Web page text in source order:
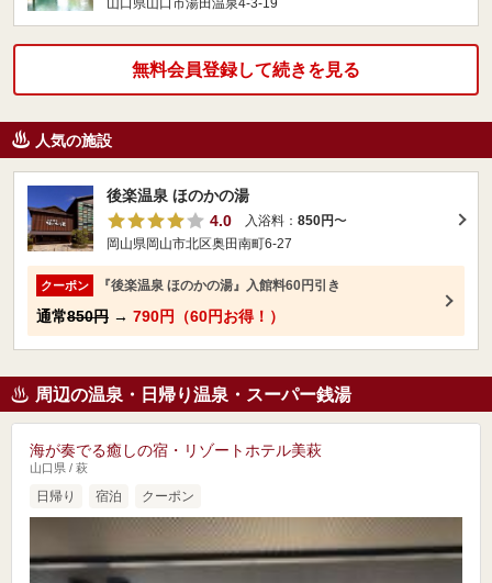
山口県山口市湯田温泉4-3-19
無料会員登録して続きを見る
人気の施設
後楽温泉 ほのかの湯
4.0
入浴料： 850円〜
岡山県岡山市北区奥田南町6-27
クーポン 『後楽温泉 ほのかの湯』入館料60円引き
通常850円 → 790円（60円お得！）
周辺の温泉・日帰り温泉・スーパー銭湯
海が奏でる癒しの宿・リゾートホテル美萩
山口県 / 萩
日帰り 宿泊 クーポン